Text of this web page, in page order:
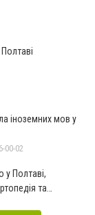
іноземних мов у
00-02
у Полтаві,
та